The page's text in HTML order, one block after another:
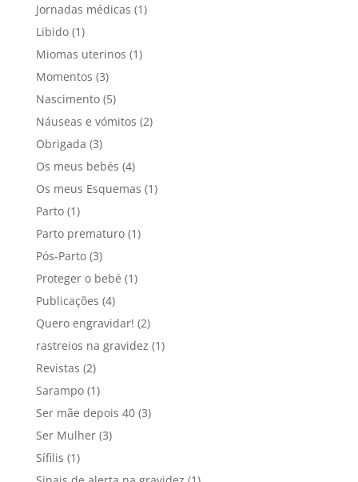
Jornadas médicas (1)
Libido(1)
Miomas uterinos (1)
Momentos (3)
Nascimento(5)
Náuseas e vómitos (2)
Obrigada (3)
Os meus bebés (4)
Os meus Esquemas (1)
Parto(1)
Parto prematuro(1)
Pós-Parto(3)
Proteger o bebé (1)
Publicações (4)
Quero engravidar! (2)
rastreios na gravidez (1)
Revistas (2)
Sarampo(1)
Ser mãe depois 40(3)
Ser Mulher(3)
Sífilis (1)